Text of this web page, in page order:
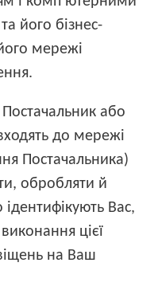
його бізнес-
мережі
Постачальник або
до мережі
Постачальника)
обробляти й
Вас,
цієї
на Ваш